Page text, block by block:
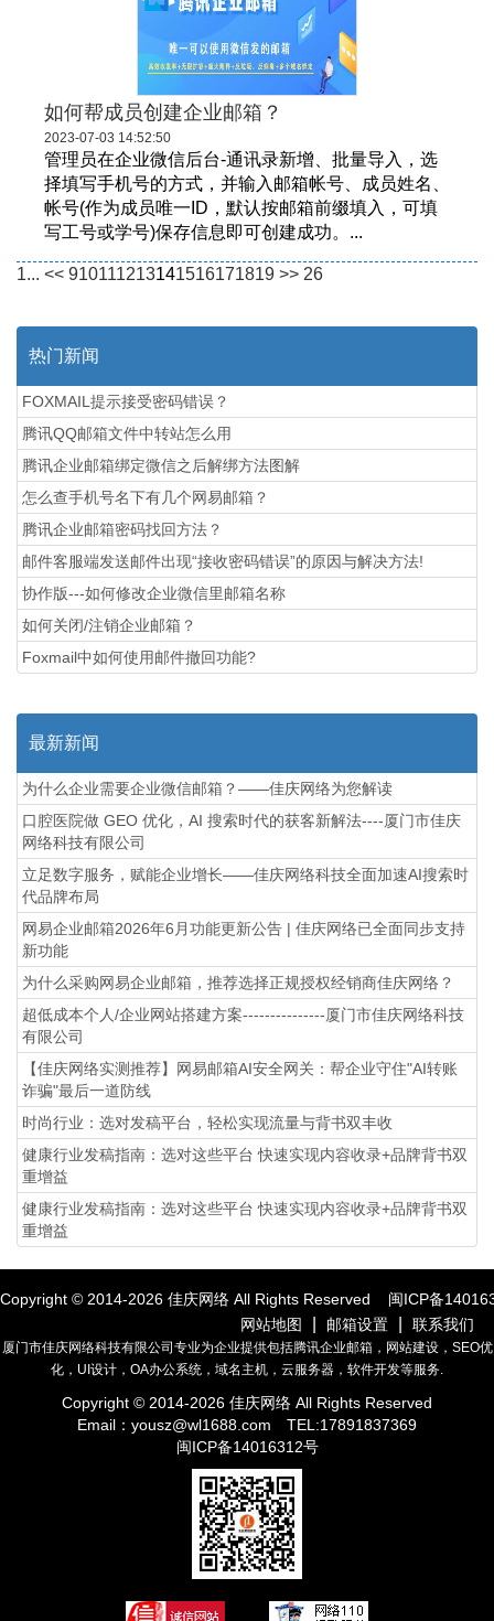
如何帮成员创建企业邮箱？
2023-07-03 14:52:50
管理员在企业微信后台-通讯录新增、批量导入，选
择填写手机号的方式，并输入邮箱帐号、成员姓名、
帐号(作为成员唯一ID，默认按邮箱前缀填入，可填
写工号或学号)保存信息即可创建成功。...
1... << 910111213141516171819 >> 26
热门新闻
FOXMAIL提示接受密码错误？
腾讯QQ邮箱文件中转站怎么用
腾讯企业邮箱绑定微信之后解绑方法图解
怎么查手机号名下有几个网易邮箱？
腾讯企业邮箱密码找回方法？
邮件客服端发送邮件出现“接收密码错误”的原因与解决方法!
协作版---如何修改企业微信里邮箱名称
如何关闭/注销企业邮箱？
Foxmail中如何使用邮件撤回功能?
最新新闻
为什么企业需要企业微信邮箱？——佳庆网络为您解读
口腔医院做 GEO 优化，AI 搜索时代的获客新解法----厦门市佳庆
网络科技有限公司
立足数字服务，赋能企业增长——佳庆网络科技全面加速AI搜索时
代品牌布局
网易企业邮箱2026年6月功能更新公告 | 佳庆网络已全面同步支持
新功能
为什么采购网易企业邮箱，推荐选择正规授权经销商佳庆网络？
超低成本个人/企业网站搭建方案---------------厦门市佳庆网络科技
有限公司
【佳庆网络实测推荐】网易邮箱AI安全网关：帮企业守住"AI转账
诈骗"最后一道防线
时尚行业：选对发稿平台，轻松实现流量与背书双丰收
健康行业发稿指南：选对这些平台 快速实现内容收录+品牌背书双
重增益
健康行业发稿指南：选对这些平台 快速实现内容收录+品牌背书双
重增益
Copyright © 2014-2026 佳庆网络 All Rights Reserved 闽ICP备
网站地图
邮箱设置 联系我们
厦门市佳庆网络科技有限公司专业为企业提供包括腾讯企业邮箱，网站建设，SEO优
化，UI设计，OA办公系统，域名主机，云服务器，软件开发等服务.
Copyright © 2014-2026 佳庆网络 All Rights Reserved
Email： yousz@wl1688.com
TEL:17891837369
闽ICP备14016312号